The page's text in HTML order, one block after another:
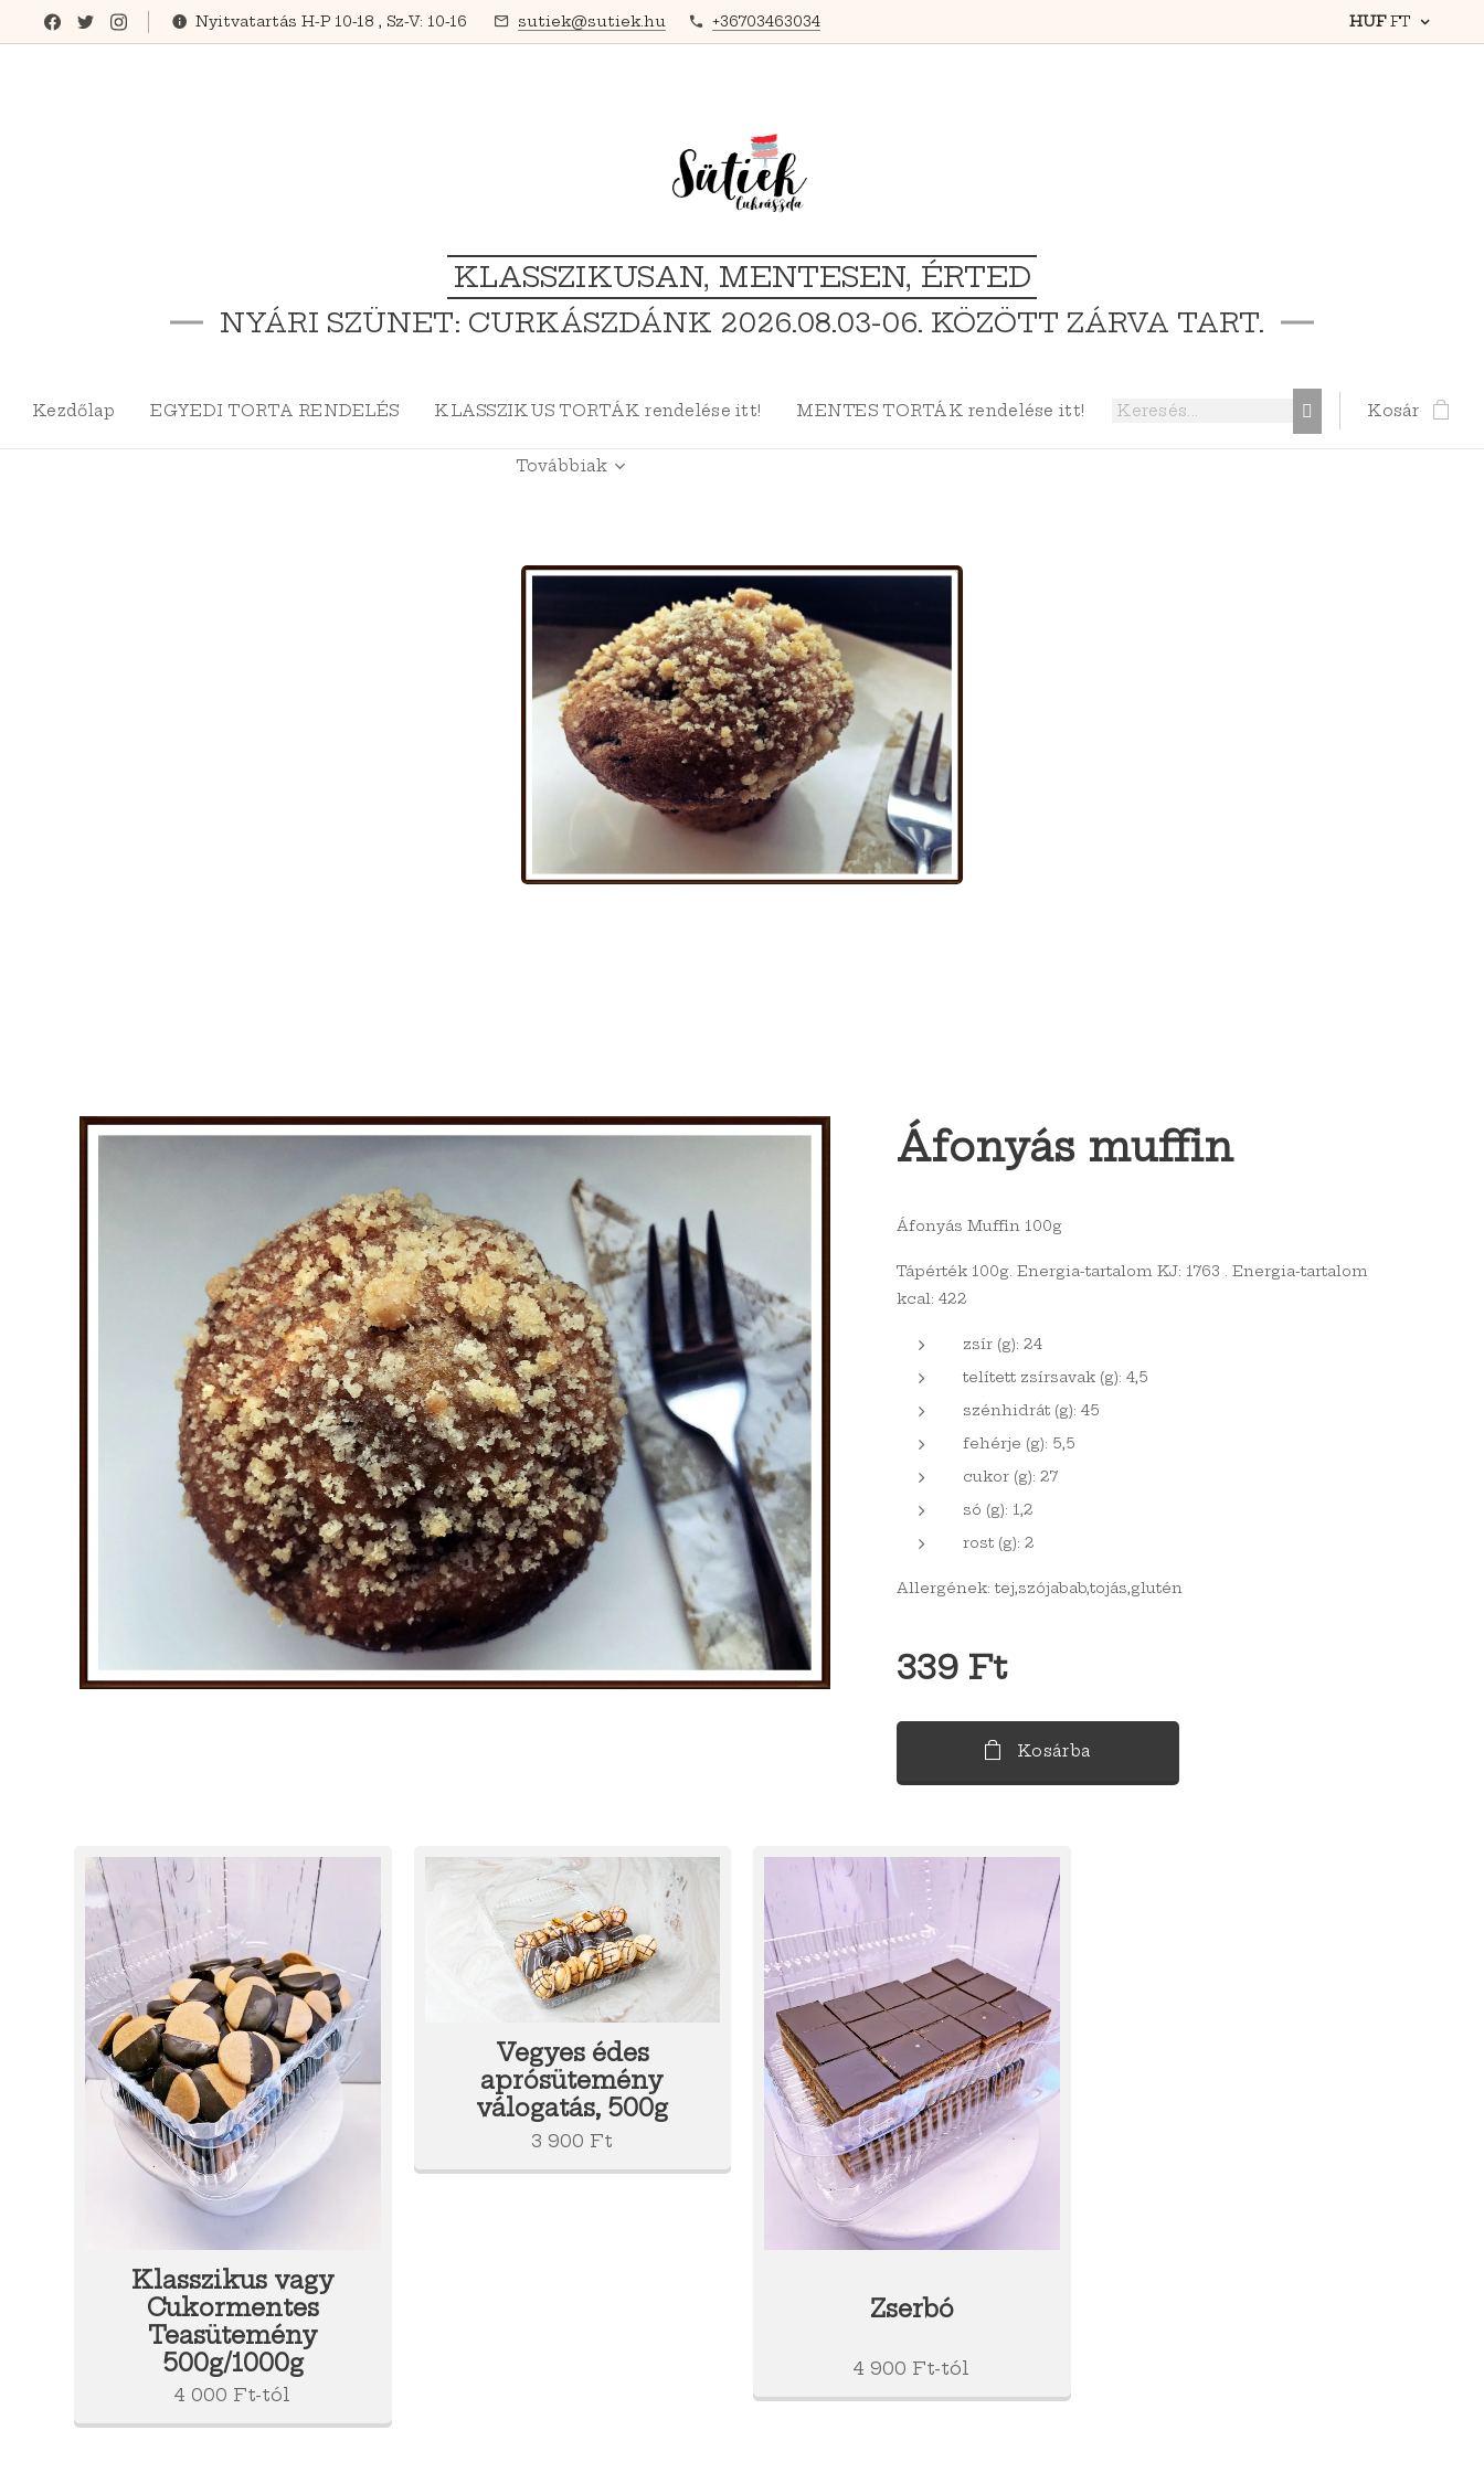
Nyitvatartás H-P 10-18 , Sz-V: 10-16 sutiek@sutiek.hu +36703463034 HUFFT
KLASSZIKUSAN, MENTESEN, ÉRTED
NYÁRI SZÜNET: CURKÁSZDÁNK 2026.08.03-06. KÖZÖTT ZÁRVA TART.
Kezdőlap EGYEDI TORTA RENDELÉS KLASSZIKUS TORTÁK rendelése itt! MENTES TORTÁK rendelése itt!
Továbbiak
Kosár
Áfonyás muffin
Áfonyás Muffin 100g
Tápérték 100g. Energia-tartalom KJ: 1763 . Energia-tartalom
kcal: 422
zsír (g): 24
telített zsírsavak (g): 4,5
szénhidrát (g): 45
fehérje (g): 5,5
cukor (g): 27
só (g): 1,2
rost (g): 2
Allergének: tej,szójabab,tojás,glutén
339 Ft
Kosárba
Klasszikus vagy
Cukormentes
Teasütemény
500g/1000g
4 000 Ft-tól
Vegyes édes
aprósütemény
válogatás, 500g
3 900 Ft
Zserbó
4 900 Ft-tól